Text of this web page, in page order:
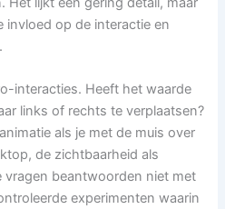
invloed op de interactie en
interacties. Heeft het waarde
links of rechts te verplaatsen?
als je met de muis over
de zichtbaarheid als
vragen beantwoorden niet met
experimenten waarin